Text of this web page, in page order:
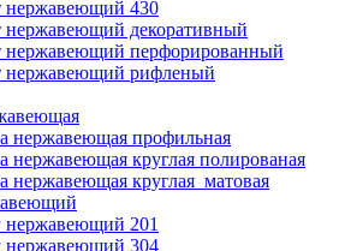
нержавеющий 430
нержавеющий декоративный
нержавеющий перфорированный
нержавеющий рифленый
нержавеющая профильная
нержавеющая круглая полированая
нержавеющая круглая матовая
нержавеющий 201
нержавеющий 304